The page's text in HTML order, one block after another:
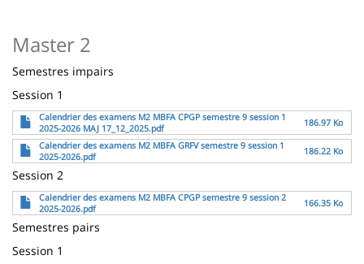
Master 2
Semestres impairs
Session 1
FichierCalendrier des examens M2 MBFA CPGP semestre 9 session 1
2025-2026 MAJ 17_12_2025.pdf
186.97 Ko
FichierCalendrier des examens M2 MBFA GRFV semestre 9 session 1
2025-2026.pdf
186.22 Ko
Session 2
FichierCalendrier des examens M2 MBFA CPGP semestre 9 session 2
2025-2026.pdf
166.35 Ko
Semestres pairs
Session 1